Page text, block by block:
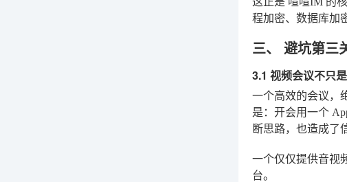
程加密、数据库加
三、 避坑第三
3.1 视频会议不只
一个高效的会议，
是：开会用一个
断思路，也造成了
一个仅仅提供音视
台。